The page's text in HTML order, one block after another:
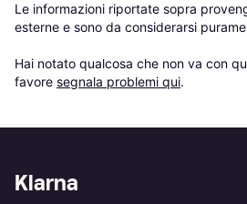
Le informazioni riportate sopra
esterne e sono da considerarsi
Hai notato qualcosa che non va con
favore segnala problemi qui.
Klarna